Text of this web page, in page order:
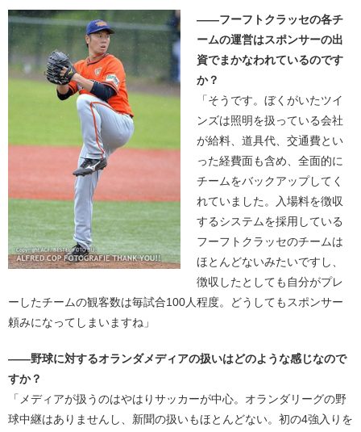
――フーフトクラッセの各チ
ームの運営はスポンサーの出
資でまかなわれているのです
か？
「そうです。ぼくがいたツイ
ンズは照明を扱っている会社
が給料、道具代、交通費とい
った経費面も含め、全面的に
チームをバックアップしてく
れていました。入場料を徴収
するシステムを採用している
フーフトクラッセのチームは
ほとんどないみたいですし、
徴収したとしても自分がプレ
ーしたチームの観客数は毎試合100人程度。どうしてもスポンサー
頼みになってしまいますね」
――野球に対するオランダメディアの扱いはどのような感じなので
すか？
「メディアが扱うのはやはりサッカーが中心。オランダリーグの野
球中継はありませんし、新聞の扱いもほとんどない。初の4強入りを